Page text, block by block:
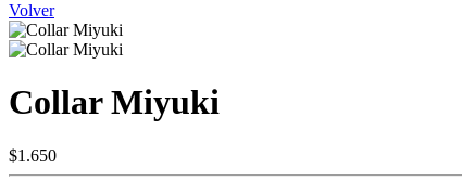
Volver
Collar Miyuki
$1.650